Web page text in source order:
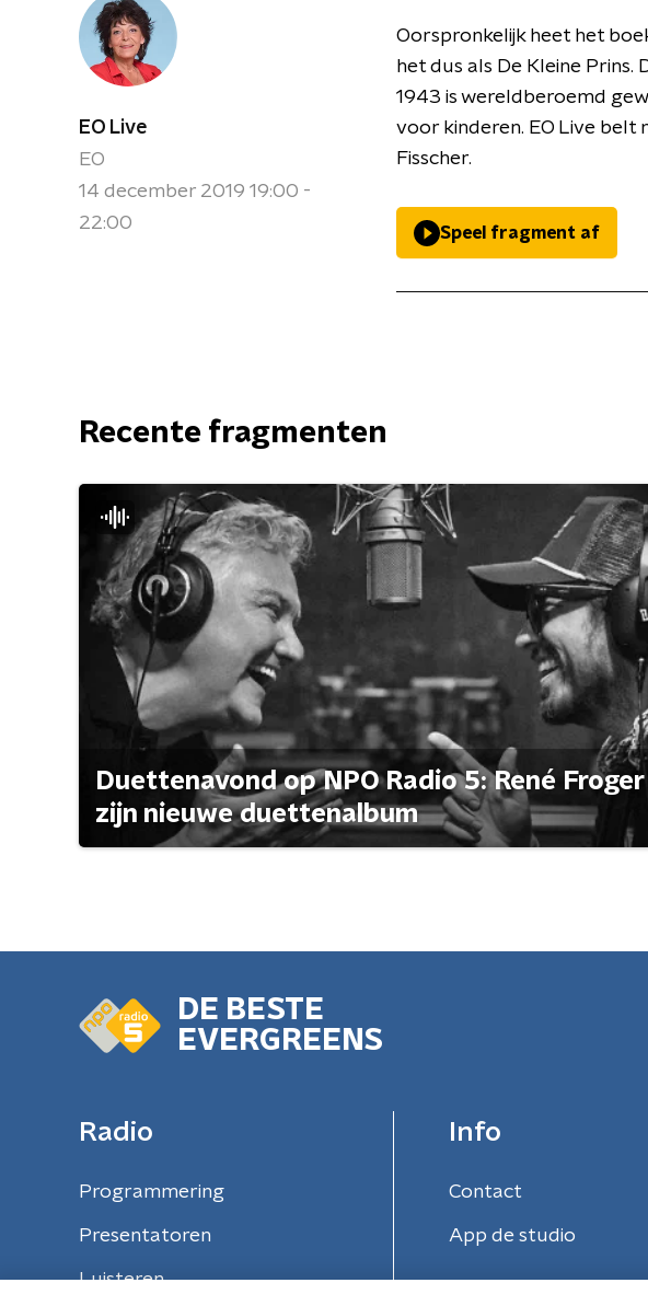
EO Live
EO
14 december 2019 19:00 -
22:00
Oorspronkelijk heet het
het dus als De Kleine
1943 is wereldberoemd
voor kinderen. EO Live belt
Fisscher.
Speel fragment af
Recente fragmenten
Duettenavond op NPO Radio 5: René
zijn nieuwe duettenalbum
DE BESTE
EVERGREENS
Radio
Programmering
Presentatoren
Luisteren
Info
Contact
App de studio